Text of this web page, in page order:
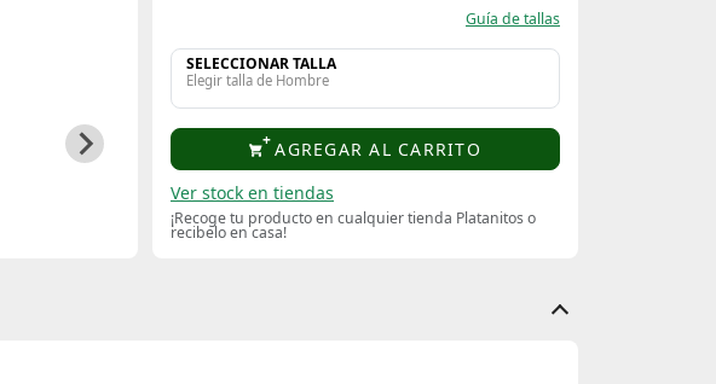
Guía de tallas
SELECCIONAR TALLA
Elegir talla de Hombre
AGREGAR AL CARRITO
Ver stock en tiendas
¡Recoge tu producto en cualquier tienda Platanitos o
recibelo en casa!